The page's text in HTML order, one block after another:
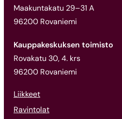
Maakuntakatu 29–31 A
96200 Rovaniemi
Kauppakeskuksen toimisto
Rovakatu 30, 4. krs
96200 Rovaniemi
Liikkeet
Ravintolat